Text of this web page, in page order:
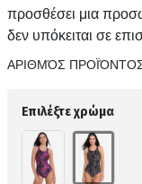
προσθέσει μια
δεν υπόκειται σε
ΑΡΙΘΜΌΣ
Επιλέξτε χρώμα